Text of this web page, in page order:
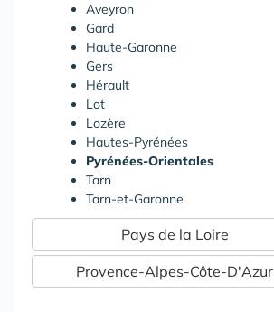
Aveyron
Gard
Haute-Garonne
Gers
Hérault
Lot
Lozère
Hautes-Pyrénées
Pyrénées-Orientales
Tarn
Tarn-et-Garonne
Pays de la Loire
Provence-Alpes-Côte-D'Azur